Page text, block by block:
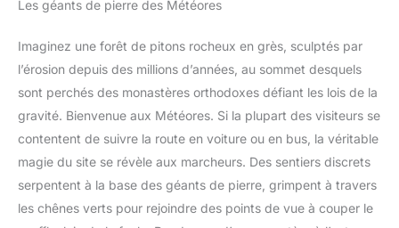
Les géants de pierre des Météores
Imaginez une forêt de pitons rocheux en grès, sculptés par
l’érosion depuis des millions d’années, au sommet desquels
sont perchés des monastères orthodoxes défiant les lois de la
gravité. Bienvenue aux Météores. Si la plupart des visiteurs se
contentent de suivre la route en voiture ou en bus, la véritable
magie du site se révèle aux marcheurs. Des sentiers discrets
serpentent à la base des géants de pierre, grimpent à travers
les chênes verts pour rejoindre des points de vue à couper le